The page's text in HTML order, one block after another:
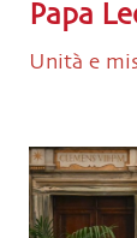
Papa
Unità e